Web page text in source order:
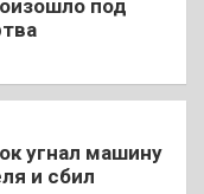
под
угнал машину
и сбил